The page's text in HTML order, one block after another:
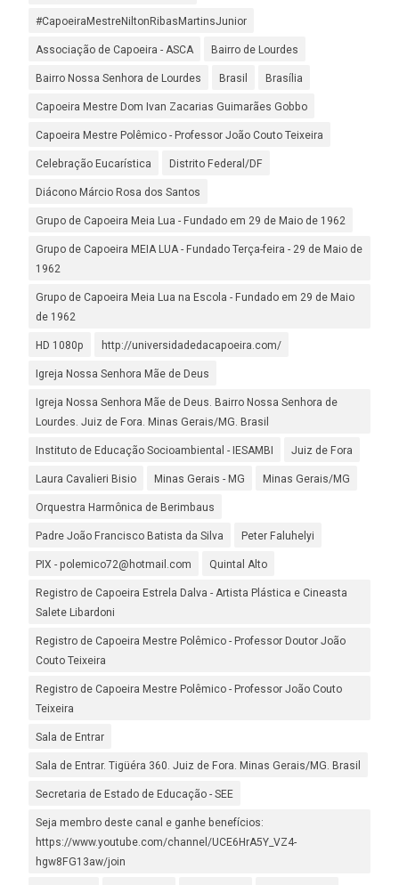
#CapoeiraMestreNiltonRibasMartinsJunior
Associação de Capoeira - ASCA Bairro de Lourdes
Bairro Nossa Senhora de Lourdes Brasil Brasília
Capoeira Mestre Dom Ivan Zacarias Guimarães Gobbo
Capoeira Mestre Polêmico - Professor João Couto Teixeira
Celebração Eucarística Distrito Federal/DF
Diácono Márcio Rosa dos Santos
Grupo de Capoeira Meia Lua - Fundado em 29 de Maio de 1962
Grupo de Capoeira MEIA LUA - Fundado Terça-feira - 29 de Maio de
1962
Grupo de Capoeira Meia Lua na Escola - Fundado em 29 de Maio
de 1962
HD 1080p http://universidadedacapoeira.com/
Igreja Nossa Senhora Mãe de Deus
Igreja Nossa Senhora Mãe de Deus. Bairro Nossa Senhora de
Lourdes. Juiz de Fora. Minas Gerais/MG. Brasil
Instituto de Educação Socioambiental - IESAMBI Juiz de Fora
Laura Cavalieri Bisio Minas Gerais - MG Minas Gerais/MG
Orquestra Harmônica de Berimbaus
Padre João Francisco Batista da Silva Peter Faluhelyi
PIX - polemico72@hotmail.com Quintal Alto
Registro de Capoeira Estrela Dalva - Artista Plástica e Cineasta
Salete Libardoni
Registro de Capoeira Mestre Polêmico - Professor Doutor João
Couto Teixeira
Registro de Capoeira Mestre Polêmico - Professor João Couto
Teixeira
Sala de Entrar
Sala de Entrar. Tigüéra 360. Juiz de Fora. Minas Gerais/MG. Brasil
Secretaria de Estado de Educação - SEE
Seja membro deste canal e ganhe benefícios:
https://www.youtube.com/channel/UCE6HrA5Y_VZ4-
hgw8FG13aw/join